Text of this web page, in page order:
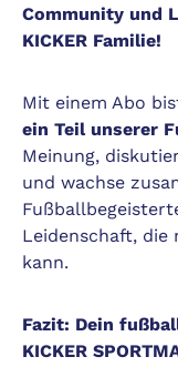
Community und
KICKER Familie!
Mit einem Abo
ein Teil unserer
Meinung,
und wachse
Leidenschaft,
kann.
Fazit: Dein
KICKER